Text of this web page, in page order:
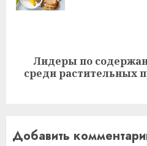
Следующая
запись:
Лидеры по
среди растительных
Добавить